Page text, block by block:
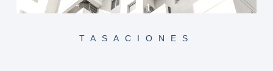
TASACIONES